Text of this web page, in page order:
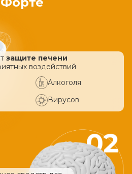
защите печени
воздействий
Алкоголя
Вирусов